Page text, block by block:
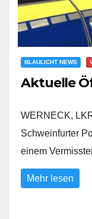
BLAULICHT NEWS
Aktuelle
WERNECK,
Schweinfurter
einem
Mehr lesen